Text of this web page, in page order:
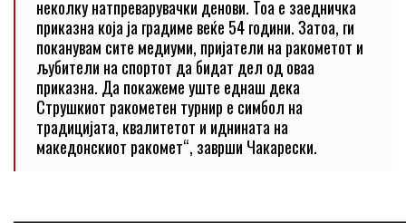
неколку натпреварувачки денови. Тоа е заедничка
приказна која ја градиме веќе 54 години. Затоа, ги
поканувам сите медиуми, пријатели на ракометот и
љубители на спортот да бидат дел од оваа
приказна. Да покажеме уште еднаш дека
Струшкиот ракометен турнир е симбол на
традицијата, квалитетот и иднината на
македонскиот ракомет“, заврши Чакарески.